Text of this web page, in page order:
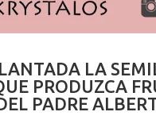
LA
PRODUZCA
PADRE